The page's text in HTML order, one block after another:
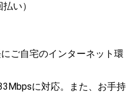
い）
ご自宅のインターネット環
に対応。また、お手持